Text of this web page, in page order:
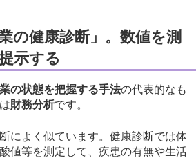
の健康診断」。数値を測
示する
の状態を把握する手法の代表的なも
財務分析です。
によく似ています。健康診断では体
値等を測定して、疾患の有無や生活